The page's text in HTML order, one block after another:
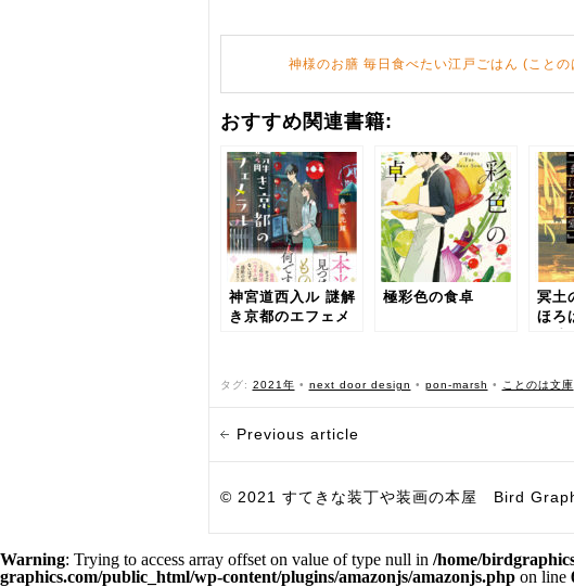
神様のお膳 毎日食べたい江戸ごはん (ことの
おすすめ関連書籍:
神宮道西入ル 謎解
き京都のエフェメ
極彩色の食卓
冥土
ほろ
タグ: 2021年 • next door design • pon-marsh • ことのは文庫
Previous article
© 2021 すてきな装丁や装画の本屋 Bird
Warning: Trying to access array offset on value of type null in /home/
graphics.com/public_html/wp-content/plugins/amazonjs/amazonjs.php on line